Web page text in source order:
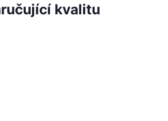
kvalitu